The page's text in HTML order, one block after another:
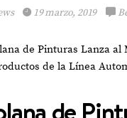
19 marzo, 2019